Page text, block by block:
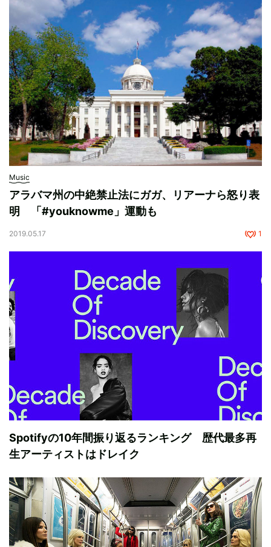
Music
アラバマ州の中絶禁止法にガガ、リアーナら怒り表
明 「#youknowme」運動も
2019.05.17 1
Spotifyの10年間振り返るランキング 歴代最多再
生アーティストはドレイク